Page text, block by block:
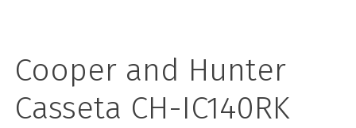
Cooper and Hunter
Casseta CH-IC140RK